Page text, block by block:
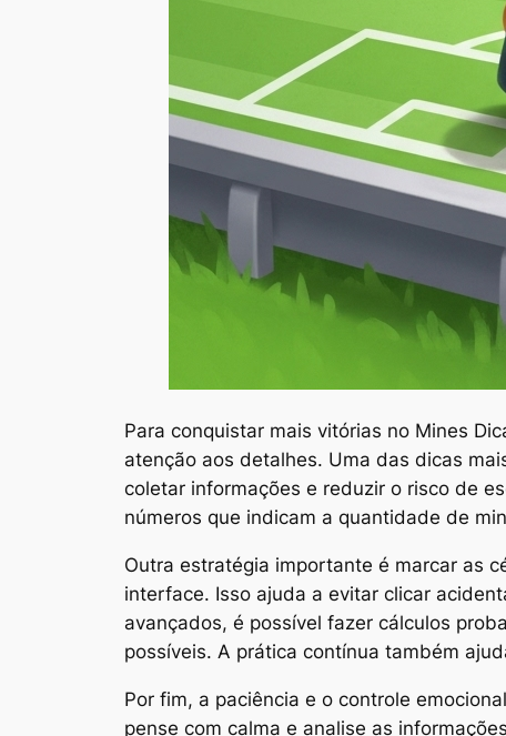
Para conquistar mais vitórias no Mines
atenção aos detalhes. Uma das dicas
coletar informações e reduzir o risco de
números que indicam a quantidade de
Outra estratégia importante é marcar as
interface. Isso ajuda a evitar clicar
avançados, é possível fazer cálculos
possíveis. A prática contínua também
Por fim, a paciência e o controle
pense com calma e analise as